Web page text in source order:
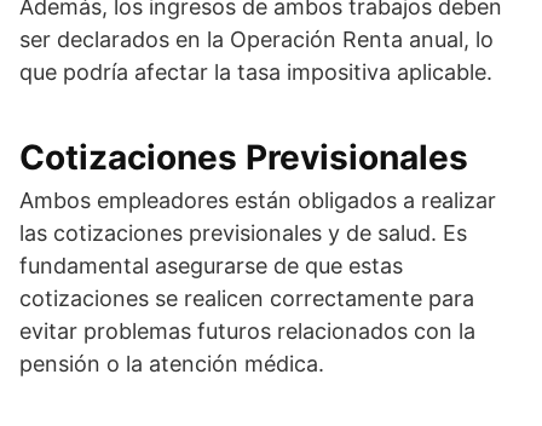
Además, los ingresos de ambos trabajos deben
ser declarados en la Operación Renta anual, lo
que podría afectar la tasa impositiva aplicable.
Cotizaciones Previsionales
Ambos empleadores están obligados a realizar
las cotizaciones previsionales y de salud. Es
fundamental asegurarse de que estas
cotizaciones se realicen correctamente para
evitar problemas futuros relacionados con la
pensión o la atención médica.